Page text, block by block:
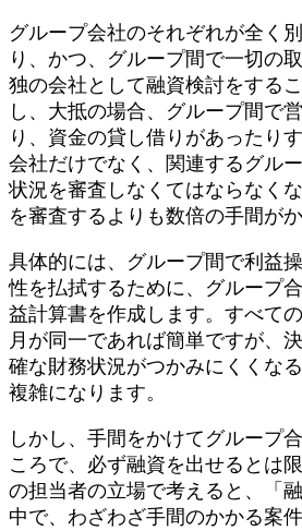
グループ会社のそれぞれが全く
り、かつ、グループ間で一切の
独の会社として融資検討をする
し、大抵の場合、グループ間で
り、資金の貸し借りがあったり
会社だけでなく、関連するグル
状況を審査しなくてはならなく
を審査するよりも数倍の手間がか
具体的には、グループ間で利益
性を払拭するために、グループ
益計算書を作成します。すべて
月が同一であれば簡単ですが、
確な財務状況がつかみにくくな
複雑になります。
しかし、手間をかけてグループ
ころで、必ず融資を出せるとは
の担当者の立場で考えると、「
中で、わざわざ手間のかかる案